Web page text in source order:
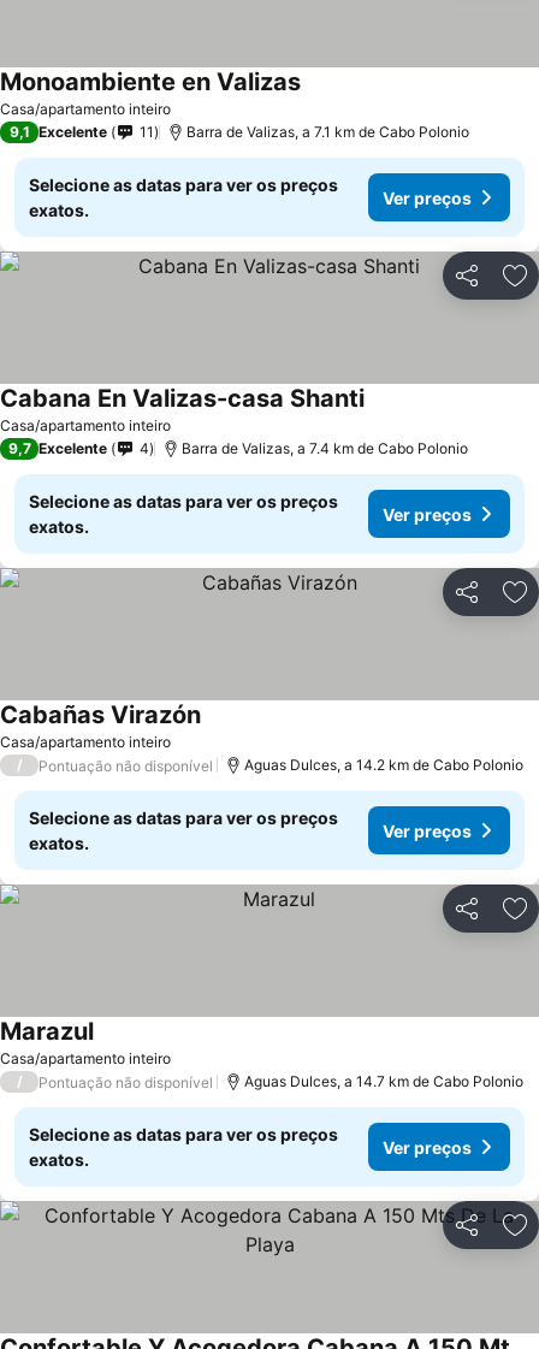
Casa/apartamento inteiro
Monoambiente en Valizas
9,1 Excelente 11 Barra de Valizas, a 7.1 km de Cabo Polonio
Selecione as datas para ver os preços
exatos.
Ver preços
Partilhar
Casa/apartamento inteiro
Cabana En Valizas-casa Shanti
9,7 Excelente 4 Barra de Valizas, a 7.4 km de Cabo Polonio
Selecione as datas para ver os preços
exatos.
Ver preços
Partilhar
Casa/apartamento inteiro
Cabañas Virazón
/ Pontuação não disponível Aguas Dulces, a 14.2 km de Cabo Polonio
Selecione as datas para ver os preços
exatos.
Ver preços
Partilhar
Casa/apartamento inteiro
Marazul
/ Pontuação não disponível Aguas Dulces, a 14.7 km de Cabo Polonio
Selecione as datas para ver os preços
exatos.
Ver preços
Partilhar